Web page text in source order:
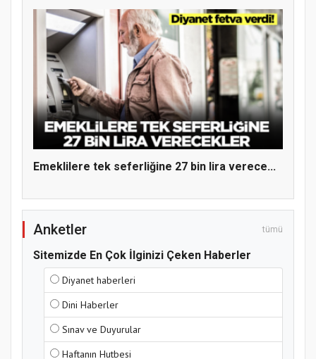
Hz. Peygamber ve Gençlik Konferansı
Samsun Atakum’da Yaz Kur’an Kursu
Kapanış Programı
Emeklilere tek seferliğine 27 bin lira verece...
Anketler tümü
Sitemizde En Çok İlginizi Çeken Haberler
Diyanet haberleri
Dini Haberler
Sınav ve Duyurular
Haftanın Hutbesi